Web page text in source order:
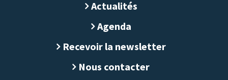
Actualités
Agenda
Recevoir la newsletter
Nous contacter